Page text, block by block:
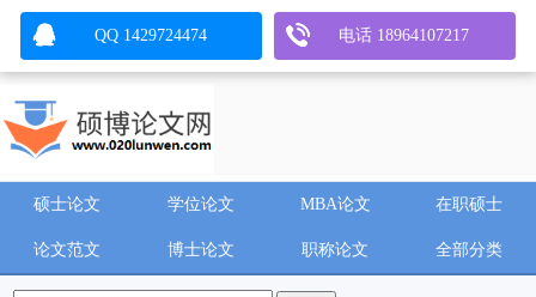
硕士论文 学位论文 MBA论文 在职硕士
论文范文 博士论文 职称论文 全部分类
QQ 1429724474 电话 18964107217